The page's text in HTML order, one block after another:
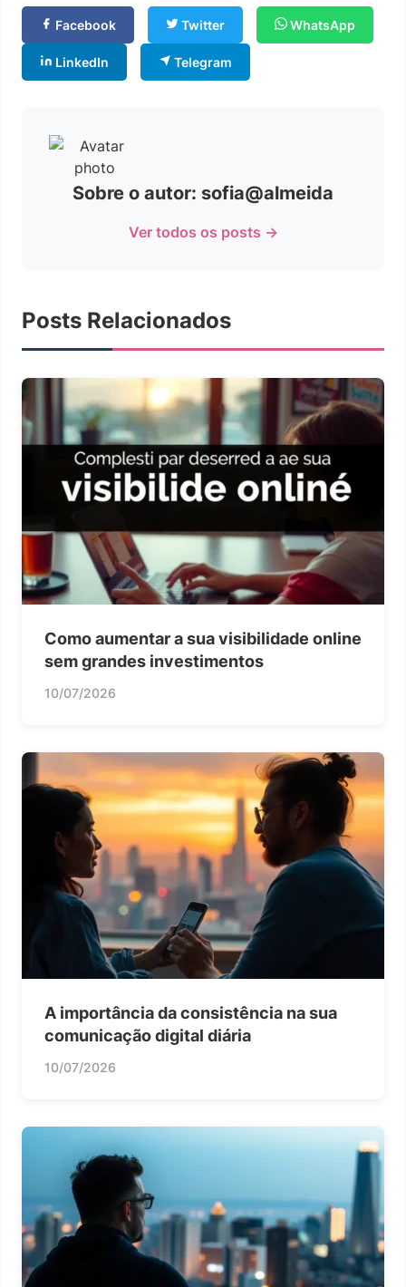
Facebook Twitter WhatsApp
LinkedIn Telegram
Sobre o autor: sofia@almeida
Ver todos os posts →
Posts Relacionados
Como aumentar a sua visibilidade online
sem grandes investimentos
10/07/2026
A importância da consistência na sua
comunicação digital diária
10/07/2026